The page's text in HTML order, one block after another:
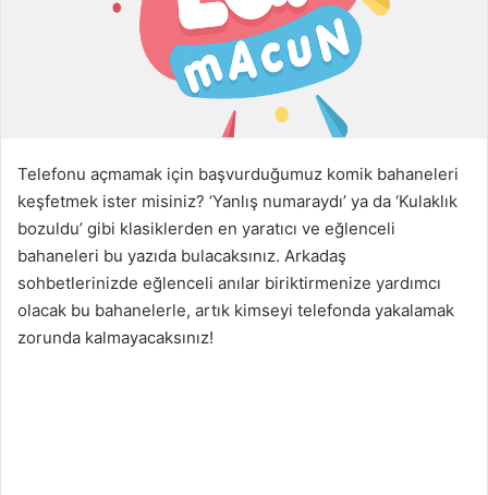
g
ö
m
e
k
Telefonu açmamak için başvurduğumuz komik bahaneleri
keşfetmek ister misiniz? ‘Yanlış numaraydı’ ya da ‘Kulaklık
bozuldu’ gibi klasiklerden en yaratıcı ve eğlenceli
bahaneleri bu yazıda bulacaksınız. Arkadaş
sohbetlerinizde eğlenceli anılar biriktirmenize yardımcı
olacak bu bahanelerle, artık kimseyi telefonda yakalamak
zorunda kalmayacaksınız!